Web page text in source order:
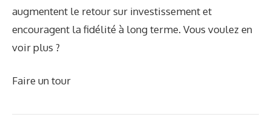
augmentent le retour sur investissement et
encouragent la fidélité à long terme. Vous voulez en
voir plus ?
Faire un tour